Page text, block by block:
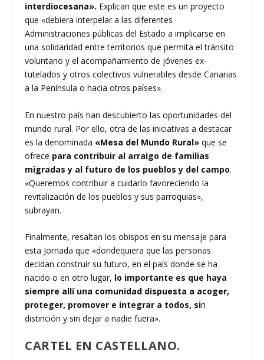
interdiocesana». Explican que este es un proyecto
que «debiera interpelar a las diferentes
Administraciones públicas del Estado a implicarse en
una solidaridad entre territorios que permita el tránsito
voluntario y el acompañamiento de jóvenes ex-
tutelados y otros colectivos vulnerables desde Canarias
a la Península o hacia otros países».
En nuestro país han descubierto las oportunidades del
mundo rural. Por ello, otra de las iniciativas a destacar
es la denominada «Mesa del Mundo Rural» que se
ofrece para contribuir al arraigo de familias
migradas y al futuro de los pueblos y del campo.
«Queremos contribuir a cuidarlo favoreciendo la
revitalización de los pueblos y sus parroquias»,
subrayan.
Finalmente, resaltan los obispos en su mensaje para
esta Jornada que «dondequiera que las personas
decidan construir su futuro, en el país donde se ha
nacido o en otro lugar, lo importante es que haya
siempre allí una comunidad dispuesta a acoger,
proteger, promover e integrar a todos, sin
distinción y sin dejar a nadie fuera».
CARTEL EN CASTELLANO.